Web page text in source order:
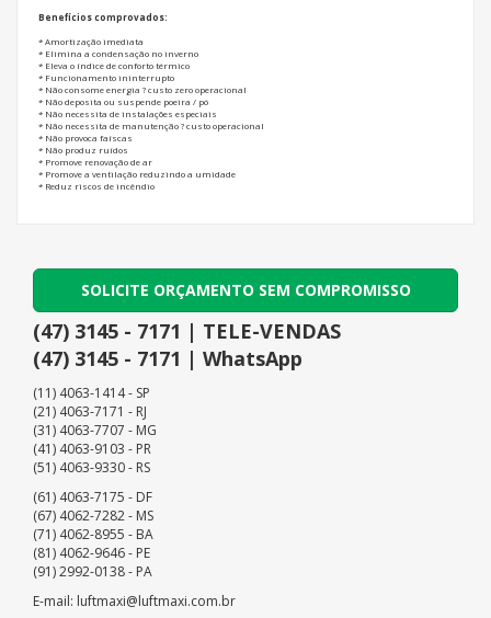
Benefícios comprovados:
* Amortização imediata
* Elimina a condensação no inverno
* Eleva o índice de conforto térmico
* Funcionamento ininterrupto
* Não consome energia ? custo zero operacional
* Não deposita ou suspende poeira / pó
* Não necessita de instalações especiais
* Não necessita de manutenção ? custo operacional
* Não provoca faíscas
* Não produz ruídos
* Promove renovação de ar
* Promove a ventilação reduzindo a umidade
* Reduz riscos de incêndio
SOLICITE ORÇAMENTO SEM COMPROMISSO
(47) 3145 - 7171 | TELE-VENDAS
(47) 3145 - 7171 | WhatsApp
(11) 4063-1414 - SP
(21) 4063-7171 - RJ
(31) 4063-7707 - MG
(41) 4063-9103 - PR
(51) 4063-9330 - RS
(61) 4063-7175 - DF
(67) 4062-7282 - MS
(71) 4062-8955 - BA
(81) 4062-9646 - PE
(91) 2992-0138 - PA
E-mail: luftmaxi@luftmaxi.com.br